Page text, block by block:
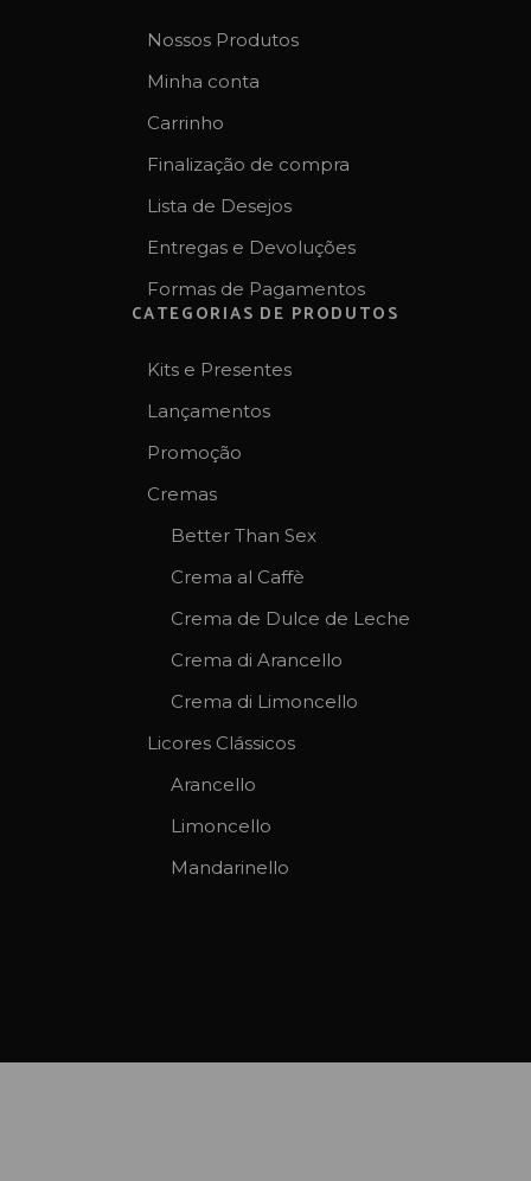
Nossos Produtos
Minha conta
Carrinho
Finalização de compra
Lista de Desejos
Entregas e Devoluções
Formas de Pagamentos
CATEGORIAS DE PRODUTOS
Kits e Presentes
Lançamentos
Promoção
Cremas
Better Than Sex
Crema al Caffè
Crema de Dulce de Leche
Crema di Arancello
Crema di Limoncello
Licores Clássicos
Arancello
Limoncello
Mandarinello